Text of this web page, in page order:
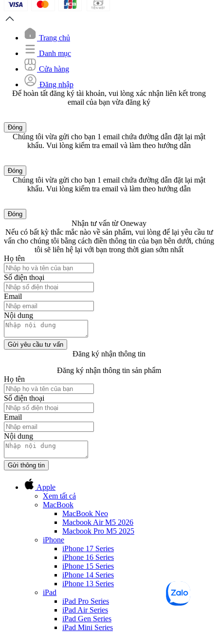
Trang chủ
Danh mục
Cửa hàng
Đăng nhập
Để hoàn tất đăng ký tài khoản, vui lòng xác nhận liên kết trong
email của bạn vừa đăng ký
Đóng
Chúng tôi vừa gửi cho bạn 1 email chứa đường dẫn đặt lại mật
khẩu. Vui lòng kiểm tra email và làm theo hướng dẫn
Đóng
Chúng tôi vừa gửi cho bạn 1 email chứa đường dẫn đặt lại mật
khẩu. Vui lòng kiểm tra email và làm theo hướng dẫn
Đóng
Nhận tư vấn từ Oneway
Nếu có bất kỳ thắc mắc nào về sản phẩm, vui lòng để lại yêu cầu tư
vấn cho chúng tôi bằng cách điền thông tin của bạn bên dưới, chúng
tôi sẽ liên hệ lại với bạn trong thời gian sớm nhất
Họ tên
Số điện thoại
Email
Nội dung
Gửi yêu cầu tư vấn
Đăng ký nhận thông tin
Đăng ký nhận thông tin sản phẩm
Họ tên
Số điện thoại
Email
Nội dung
Gửi thông tin
Apple
Xem tất cả
MacBook
MacBook Neo
Macbook Air M5 2026
Macbook Pro M5 2025
iPhone
iPhone 17 Series
iPhone 16 Series
iPhone 15 Series
iPhone 14 Series
iPhone 13 Series
iPad
iPad Pro Series
iPad Air Series
iPad Gen Series
iPad Mini Series